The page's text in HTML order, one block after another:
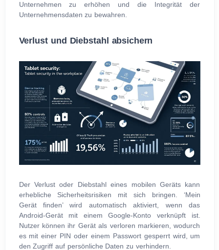
Unternehmen zu erhöhen und die Integrität der
Unternehmensdaten zu bewahren.
Verlust und Diebstahl absichern
Der Verlust oder Diebstahl eines mobilen Geräts kann
erhebliche Sicherheitsrisiken mit sich bringen. ‘Mein
Gerät finden’ wird automatisch aktiviert, wenn das
Android-Gerät mit einem Google-Konto verknüpft ist.
Nutzer können ihr Gerät als verloren markieren, wodurch
es mit einer PIN oder einem Passwort gesperrt wird, um
den Zugriff auf persönliche Daten zu verhindern.